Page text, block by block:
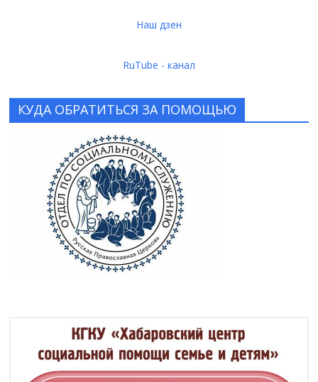
Наш дзен
RuTube - канал
КУДА ОБРАТИТЬСЯ ЗА ПОМОЩЬЮ